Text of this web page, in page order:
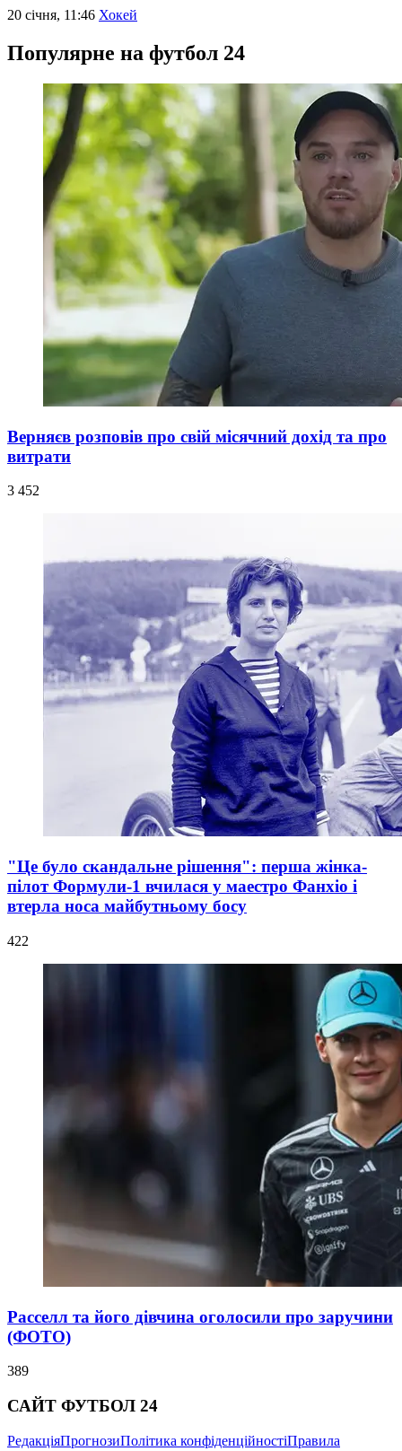
20 січня, 11:46 Хокей
Популярне на футбол 24
Верняєв розповів про свій місячний дохід та про
витрати
3 452
"Це було скандальне рішення": перша жінка-
пілот Формули-1 вчилася у маестро Фанхіо і
втерла носа майбутньому босу
422
Расселл та його дівчина оголосили про заручини
(ФОТО)
389
САЙТ ФУТБОЛ 24
РедакціяПрогнозиПолітика конфіденційностіПравила